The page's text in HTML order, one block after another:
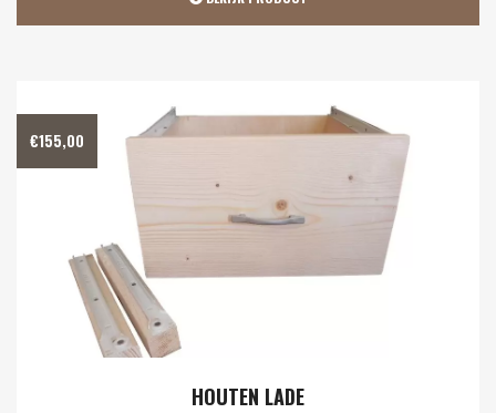
€155,00
HOUTEN LADE